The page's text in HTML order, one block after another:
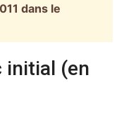
dans le
initial (en